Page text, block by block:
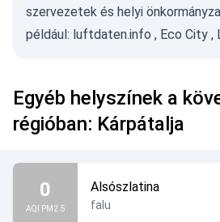
szervezetek és helyi
például: luftdaten.info , Eco City ,
Egyéb helyszínek a
régióban: Kárpátalja
0
AQI PM2.5
Alsószlatina
falu